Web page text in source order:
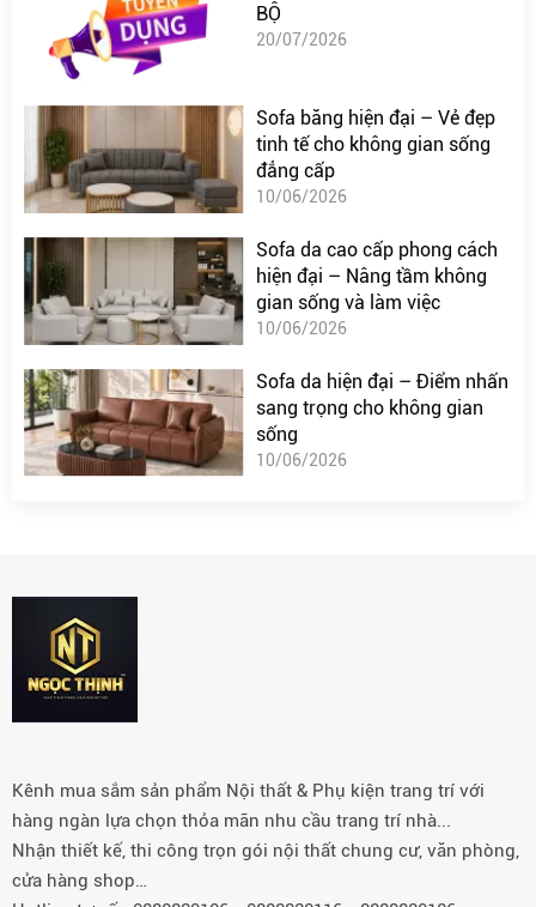
BỘ
20/07/2026
Sofa băng hiện đại – Vẻ đẹp
tinh tế cho không gian sống
đẳng cấp
10/06/2026
Sofa da cao cấp phong cách
hiện đại – Nâng tầm không
gian sống và làm việc
10/06/2026
Sofa da hiện đại – Điểm nhấn
sang trọng cho không gian
sống
10/06/2026
Kênh mua sắm sản phẩm Nội thất & Phụ kiện trang trí với
hàng ngàn lựa chọn thỏa mãn nhu cầu trang trí nhà...
Nhận thiết kế, thi công trọn gói nội thất chung cư, văn phòng,
cửa hàng shop…